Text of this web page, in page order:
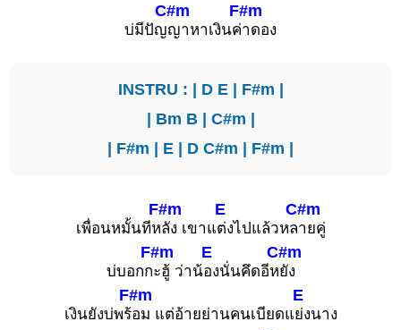
บ่มีปัญ
C#m
ญาหาเงินค่
F#m
าดอง
INSTRU : | D E| F#m |
| Bm B| C#m |
| F#m | E | D C#m | F#m |
เพื่อนหมั้นทีห
F#m
ลัง เขาแ
E
ต่งไปแล้วหล
C#m
ายคู่
บ่บอกก
F#m
ะฮู้ ว่าน้
E
องนั่นคึดอีห
C#m
ยัง
เงินยังบ่พร้
F#m
อม แต่อ้ายย่านคนเบียดแ
E
ย่งนาง